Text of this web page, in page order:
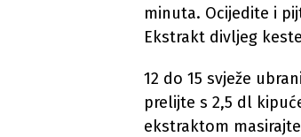
minuta. Ocijedite i
Ekstrakt divljeg
12 do 15 svježe
prelijte s 2,5 dl
ekstraktom